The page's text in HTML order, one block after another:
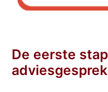
De eerste
adviesgesprek